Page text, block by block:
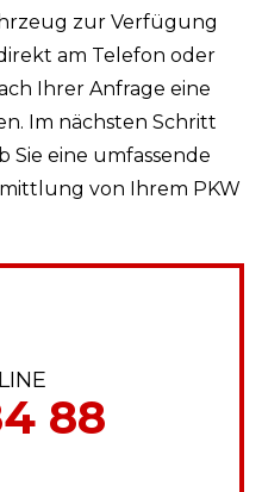
zur Verfügung
am Telefon oder
Ihrer Anfrage eine
Im nächsten Schritt
Sie eine umfassende
von Ihrem PKW
88